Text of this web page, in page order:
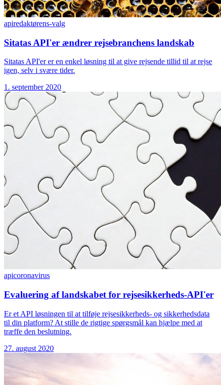
apiredaktørens-valg
Sitatas API'er ændrer rejsebranchens landskab
Sitatas API'er er en enkel løsning til at give rejsende tillid til at rejse
igen, selv i svære tider.
1. september 2020
apicoronavirus
Evaluering af landskabet for rejsesikkerheds-API'er
Er et API løsningen til at tilføje rejsesikkerheds- og sikkerhedsdata
til din platform? At stille de rigtige spørgsmål kan hjælpe med at
træffe den beslutning.
27. august 2020